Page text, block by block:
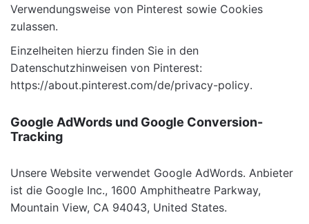
Verwendungsweise von Pinterest sowie Cookies
zulassen.
Einzelheiten hierzu finden Sie in den
Datenschutzhinweisen von Pinterest:
https://about.pinterest.com/de/privacy-policy.
Google AdWords und Google Conversion-
Tracking
Unsere Website verwendet Google AdWords. Anbieter
ist die Google Inc., 1600 Amphitheatre Parkway,
Mountain View, CA 94043, United States.